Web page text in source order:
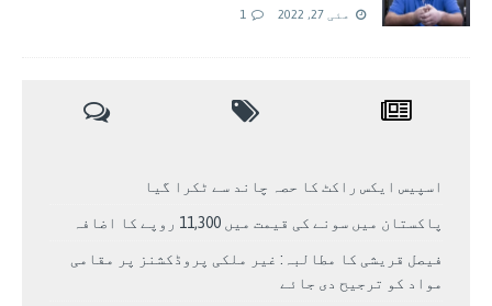
مئی 27, 2022 1
اسپیس ایکس راکٹ کا حصہ چاند سے ٹکرا گیا
پاکستان میں سونے کی قیمت میں 11,300 روپے کا اضافہ
فیصل قریشی کا مطالبہ: غیر ملکی پروڈکشنز پر مقامی
مواد کو ترجیح دی جائے